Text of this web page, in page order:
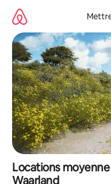
directement
contenu
Locations
Waarland